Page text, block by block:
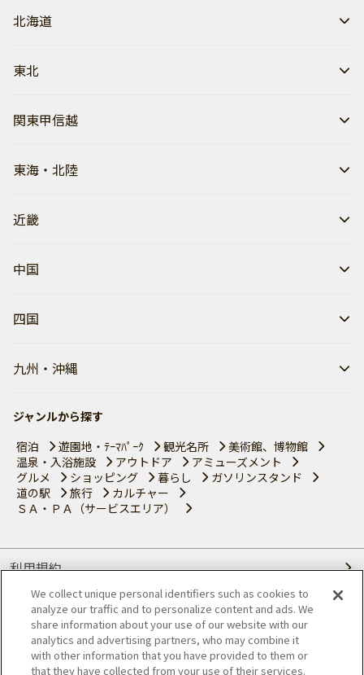
北海道
東北
関東甲信越
東海・北陸
近畿
中国
四国
九州・沖縄
ジャンルから探す
宿泊
遊園地・ﾃｰﾏﾊﾟｰｸ 観光名所
美術館、博物館
温泉・入浴施設
アウトドア
アミューズメント
グルメ
ショッピング 暮らし
ガソリンスタンド
道の駅
旅行
カルチャー
ＳＡ・ＰＡ（サービスエリア）
利用規約
個人情報の取り扱いについて
会員優待サービスの提携をご検討の方へ
We collect unique personal identifiers such as cookies to
analyze our traffic and to personalize content and ads. We
share information about your use of our website with our
analytics and advertising partners, who may combine it
with other information that you have provided to them or
that they have collected from your use of their services.